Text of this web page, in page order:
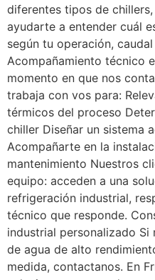
diferentes tipos de
ayudarte a entender cuál
según tu operación,
Acompañamiento técnico
momento en que nos
trabaja con vos para:
térmicos del proceso
chiller Diseñar un sistema
Acompañarte en la
mantenimiento Nuestros
equipo: acceden a una
refrigeración industrial,
técnico que responde.
industrial personalizado
de agua de alto
medida, contactanos. En